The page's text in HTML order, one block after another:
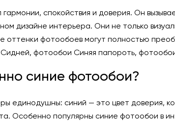
гармонии, спокойствия и доверия. Он
дизайне интерьера. Они не только
оттенки фотообоев могут полностью
фотообои Синяя папороть,
синие фотообои?
единодушны: синий — это цвет доверия,
Особенно популярны синие фотообои в